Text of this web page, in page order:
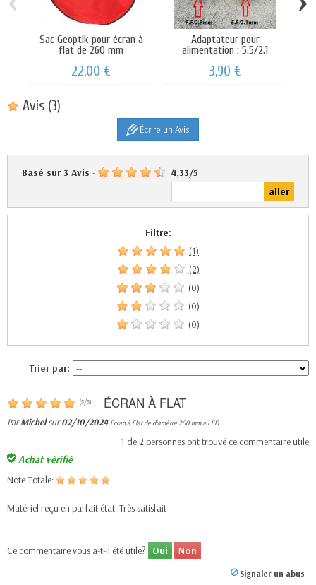
Sac Geoptik pour écran à
flat de 260 mm
22,00 €
Adaptateur pour
alimentation : 5.5/2.1
3,90 €
Avis (3)
Écrire un Avis
Basé sur3 Avis - 4,33/5
Filtre:
(1)
(2)
(0)
(0)
(0)
Trier par:
(5/5) ÉCRAN À FLAT
ParMichelsur02/10/2024 Écran à Flat de diamètre 260 mm à LED
1 de2personnes ont trouvé ce commentaire utile
Achat vérifié
Note Totale:
Matériel reçu en parfait état. Très satisfait
Ce commentaire vous a-t-il été utile? Oui Non
Signaler un abus